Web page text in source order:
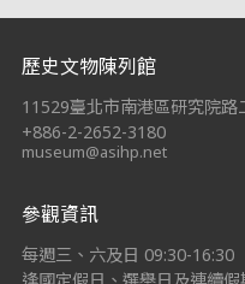
歷史文物陳列館
11529臺北市南港區研究院路
+886-2-2652-3180
museum@asihp.net
參觀資訊
每週三、六及日 09:30-16:30